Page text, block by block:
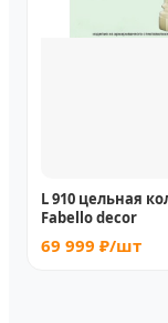
L 910 цельная
Fabello decor
69 999 ₽/шт